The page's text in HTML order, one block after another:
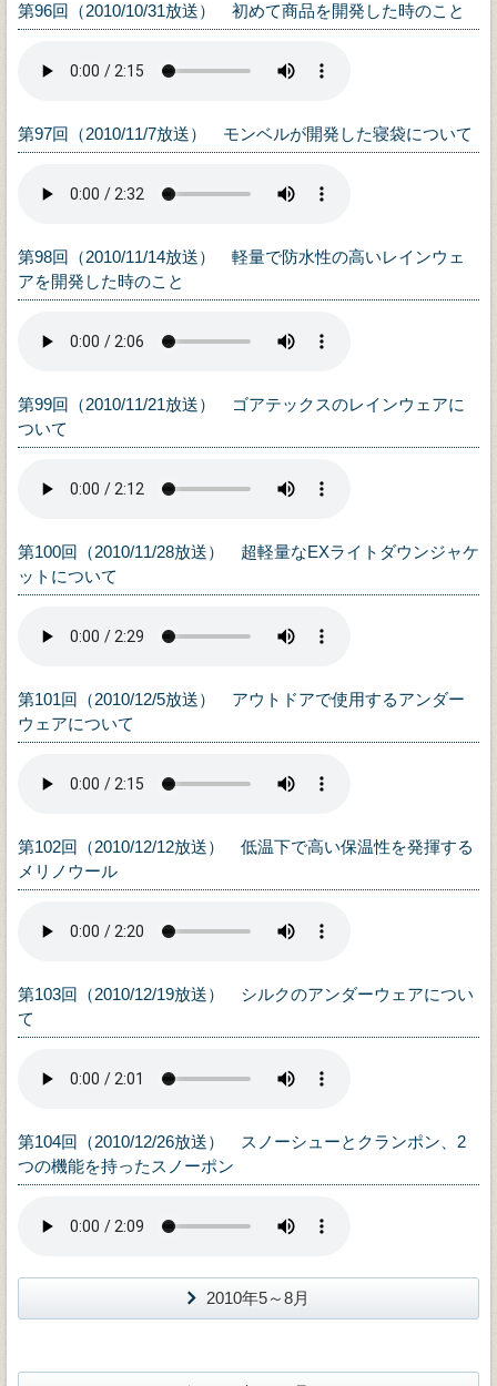
第96回（2010/10/31放送） 初めて商品を開発した時のこと
第97回（2010/11/7放送） モンベルが開発した寝袋について
第98回（2010/11/14放送） 軽量で防水性の高いレインウェ
アを開発した時のこと
第99回（2010/11/21放送） ゴアテックスのレインウェアに
ついて
第100回（2010/11/28放送） 超軽量なEXライトダウンジャケ
ットについて
第101回（2010/12/5放送） アウトドアで使用するアンダー
ウェアについて
第102回（2010/12/12放送） 低温下で高い保温性を発揮する
メリノウール
第103回（2010/12/19放送） シルクのアンダーウェアについ
て
第104回（2010/12/26放送） スノーシューとクランポン、2
つの機能を持ったスノーポン
2010年5～8月